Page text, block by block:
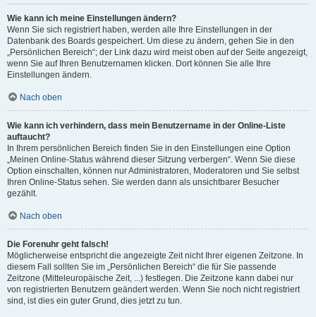
Wie kann ich meine Einstellungen ändern?
Wenn Sie sich registriert haben, werden alle Ihre Einstellungen in der
Datenbank des Boards gespeichert. Um diese zu ändern, gehen Sie in den
„Persönlichen Bereich“; der Link dazu wird meist oben auf der Seite angezeigt,
wenn Sie auf Ihren Benutzernamen klicken. Dort können Sie alle Ihre
Einstellungen ändern.
Nach oben
Wie kann ich verhindern, dass mein Benutzername in der Online-Liste
auftaucht?
In Ihrem persönlichen Bereich finden Sie in den Einstellungen eine Option
„Meinen Online-Status während dieser Sitzung verbergen“. Wenn Sie diese
Option einschalten, können nur Administratoren, Moderatoren und Sie selbst
Ihren Online-Status sehen. Sie werden dann als unsichtbarer Besucher
gezählt.
Nach oben
Die Forenuhr geht falsch!
Möglicherweise entspricht die angezeigte Zeit nicht Ihrer eigenen Zeitzone. In
diesem Fall sollten Sie im „Persönlichen Bereich“ die für Sie passende
Zeitzone (Mitteleuropäische Zeit, ...) festlegen. Die Zeitzone kann dabei nur
von registrierten Benutzern geändert werden. Wenn Sie noch nicht registriert
sind, ist dies ein guter Grund, dies jetzt zu tun.